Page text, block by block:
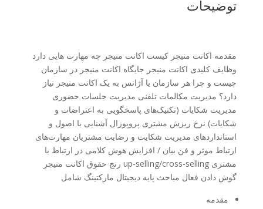
توضیحات
مقدمه اکانت منیجر کیست اکانت منیجر چه مهارت هایی دارد
وظایف کلیدی اکانت منیجر جایگاه اکانت منیجر در سازمان
چیست و چرا هر سازمان یا آژانس به یک اکانت منیجر نیاز
دارد؟ مدیریت مکالمات تلفنی مدیریت جلسات حضوری
مدیریت شکایات (تکنیک‌های پاسخگویی به اعتراضات و
شکایات) نرخ ریزش مشتری پروپوزال آشنایی با اصول و
استانداردهای مدیریت شکایت و رضایت مشتریان مهارت‌های
ارتباط موثر و فن بیان / افزایش هوش کلامی در ارتباط با
مشتری up-selling/cross-selling رنج حقوق اکانت منیجر
گوش دادن فعال مباحث پایه دیجیتال مارکتینگ شامل
مقدمه